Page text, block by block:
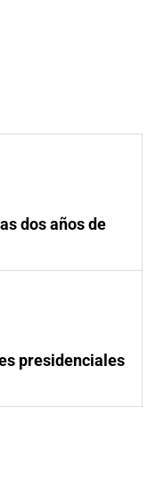
dos años de
presidenciales